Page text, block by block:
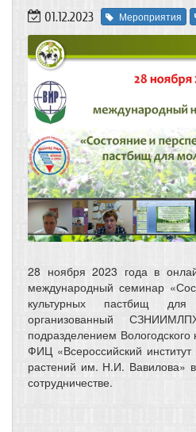
01.12.2023 Мероприятия
28 ноября 2023 года в
международный семинар
культурных пастбищ для
организованный
подразделением
ФИЦ «Всероссийский институт
растений им. Н.И. Вавилова»
сотрудничестве.